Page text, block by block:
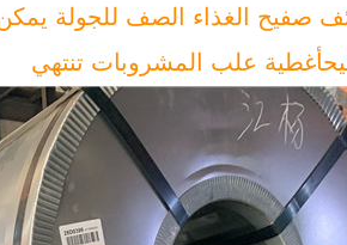
صفيح الغذاء الصف للجولة
أغطية علب المشروبات تنتهي